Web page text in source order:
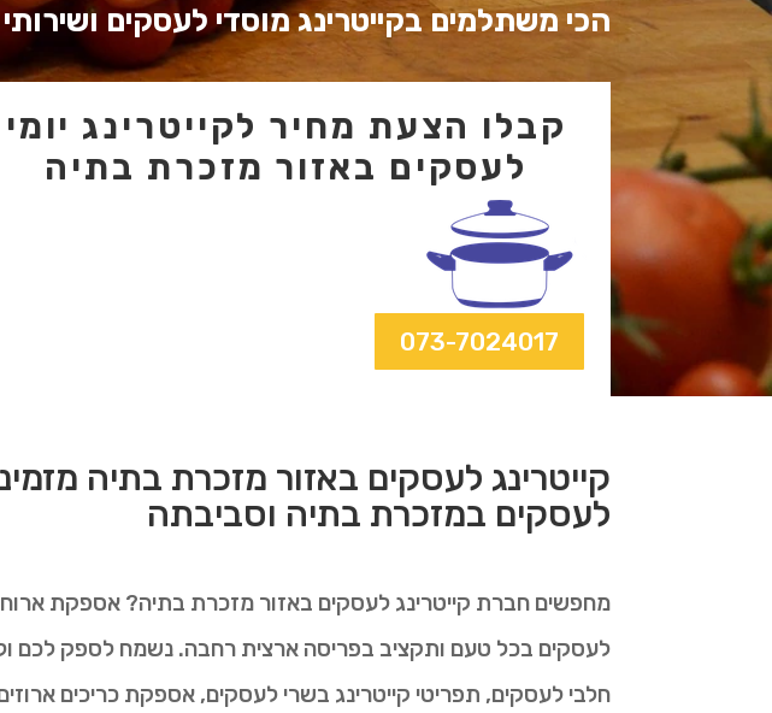
הכי משתלמים בקייטרינג מוסדי לעסקים
קבלו הצעת מחיר לקייטרינג יומי
לעסקים באזור מזכרת בתיה
073-7024017
קייטרינג לעסקים באזור מזכרת בתיה
לעסקים במזכרת בתיה וסביבתה
מחפשים חברת קייטרינג לעסקים באזור מזכרת בתיה? אספקת
לעסקים בכל טעם ותקציב בפריסה ארצית רחבה. נשמח לספק לכם
חלבי לעסקים, תפריטי קייטרינג בשרי לעסקים, אספקת כריכים